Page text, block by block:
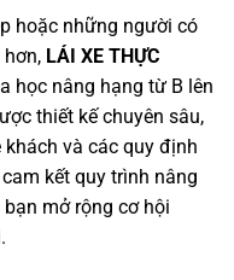
hoặc những người có
LÁI XE THỰC
học nâng hạng từ B lên
thiết kế chuyên sâu,
và các quy định
kết quy trình nâng
mở rộng cơ hội